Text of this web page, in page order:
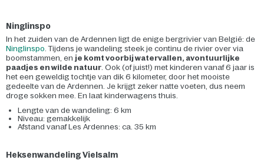
Ninglinspo
In het zuiden van de Ardennen ligt de enige bergrivier van België: de
Ninglinspo. Tijdens je wandeling steek je continu de rivier over via
boomstammen, en je komt voorbij watervallen, avontuurlijke
paadjes en wilde natuur. Ook (of juist!) met kinderen vanaf 6 jaar is
het een geweldig tochtje van dik 6 kilometer, door het mooiste
gedeelte van de Ardennen. Je krijgt zeker natte voeten, dus neem
droge sokken mee. En laat kinderwagens thuis.
Lengte van de wandeling: 6 km
Niveau: gemakkelijk
Afstand vanaf Les Ardennes: ca. 35 km
Heksenwandeling Vielsalm